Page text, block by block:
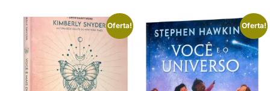
Oferta! Oferta!